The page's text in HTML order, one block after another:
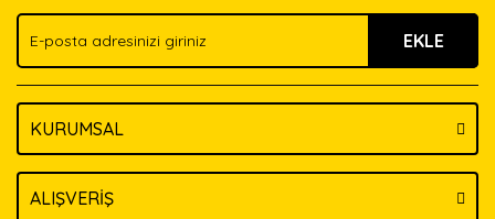
Ürün fiyatı diğer sitelerden daha pahalı.
Bu ürüne benzer farklı alternatifler olmalı.
EKLE
KURUMSAL
ALIŞVERİŞ